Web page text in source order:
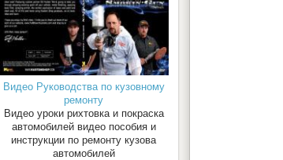
Видео Руководства по кузовному
ремонту
Видео уроки рихтовка и покраска
автомобилей видео пособия и
инструкции по ремонту кузова
автомобилей